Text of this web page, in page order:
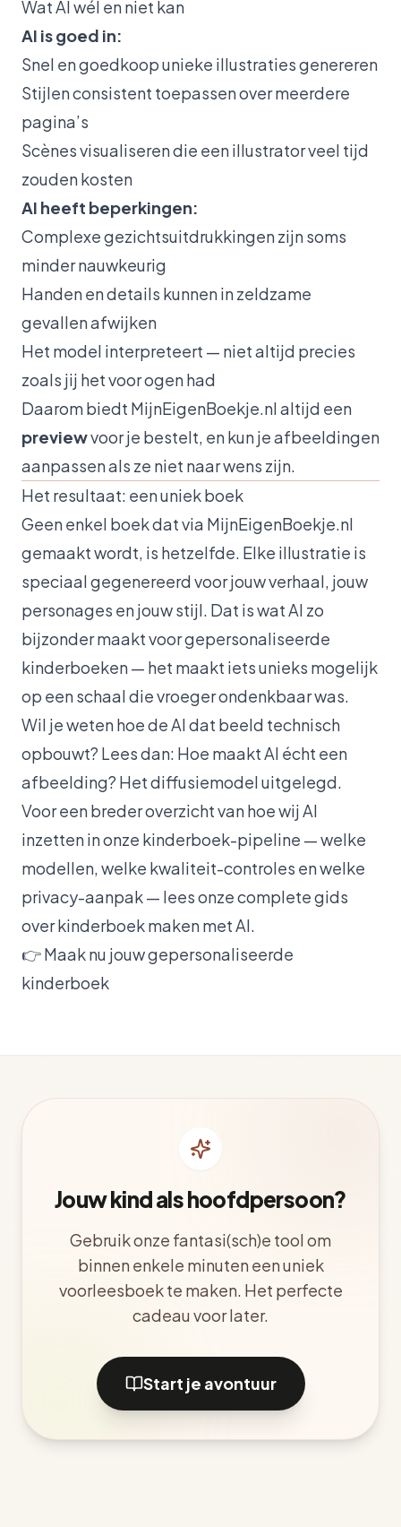
Wat AI wél en niet kan
AI is goed in:
Snel en goedkoop unieke illustraties genereren
Stijlen consistent toepassen over meerdere
pagina’s
Scènes visualiseren die een illustrator veel tijd
zouden kosten
AI heeft beperkingen:
Complexe gezichtsuitdrukkingen zijn soms
minder nauwkeurig
Handen en details kunnen in zeldzame
gevallen afwijken
Het model interpreteert — niet altijd precies
zoals jij het voor ogen had
Daarom biedt MijnEigenBoekje.nl altijd een
previewvoor je bestelt, en kun je afbeeldingen
aanpassen als ze niet naar wens zijn.
Het resultaat: een uniek boek
Geen enkel boek dat via MijnEigenBoekje.nl
gemaakt wordt, is hetzelfde. Elke illustratie is
speciaal gegenereerd voor jouw verhaal, jouw
personages en jouw stijl. Dat is wat AI zo
bijzonder maakt voor gepersonaliseerde
kinderboeken — het maakt iets unieks mogelijk
op een schaal die vroeger ondenkbaar was.
Wil je weten hoe de AI dat beeld technisch
opbouwt? Lees dan: Hoe maakt AI écht een
afbeelding? Het diffusiemodel uitgelegd.
Voor een breder overzicht van hoe wij AI
inzetten in onze kinderboek-pipeline — welke
modellen, welke kwaliteit-controles en welke
privacy-aanpak — lees onzecomplete gids
over kinderboek maken met AI.
👉Maak nu jouw gepersonaliseerde
kinderboek
Jouw kind als hoofdpersoon?
Gebruik onze fantasi(sch)e tool om
binnen enkele minuten een uniek
voorleesboek te maken. Het perfecte
cadeau voor later.
Start je avontuur